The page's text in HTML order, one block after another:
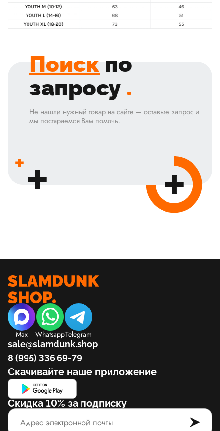
Поиск по
запросу .
Не нашли нужный товар на сайте — оставьте запрос и
мы постараемся Вам помочь.
Max WhatsappTelegram
sale@slamdunk.shop
8 (995) 336 69-79
Скачивайте наше приложение
Скидка 10% за подписку